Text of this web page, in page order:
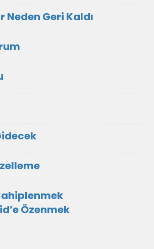
Geri Kaldı
Özenmek